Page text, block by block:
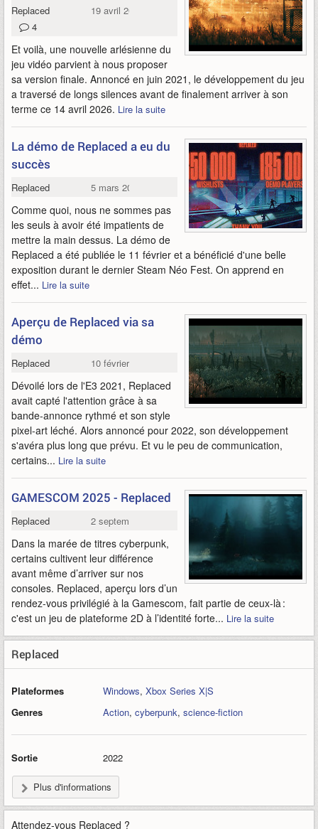
Replaced
19 avril 2026
4
Et voilà, une nouvelle arlésienne du
jeu vidéo parvient à nous proposer
sa version finale. Annoncé en juin 2021, le développement du jeu
a traversé de longs silences avant de finalement arriver à son
terme ce 14 avril 2026. Lire la suite
La démo de Replaced a eu du
succès
Replaced 5 mars 2026
Comme quoi, nous ne sommes pas
les seuls à avoir été impatients de
mettre la main dessus. La démo de
Replaced a été publiée le 11 février et a bénéficié d'une belle
exposition durant le dernier Steam Néo Fest. On apprend en
effet... Lire la suite
Aperçu de Replaced via sa
démo
Replaced 10 février 2026
Dévoilé lors de l'E3 2021, Replaced
avait capté l'attention grâce à sa
bande-annonce rythmé et son style
pixel-art léché. Alors annoncé pour 2022, son développement
s'avéra plus long que prévu. Et vu le peu de communication,
certains... Lire la suite
GAMESCOM 2025 - Replaced
Replaced 2 septembre 2025
Dans la marée de titres cyberpunk,
certains cultivent leur différence
avant même d’arriver sur nos
consoles. Replaced, aperçu lors d’un
rendez-vous privilégié à la Gamescom, fait partie de ceux-là :
c'est un jeu de plateforme 2D à l’identité forte... Lire la suite
Replaced
Plateformes Windows, Xbox Series X|S
Genres
Action, cyberpunk, science-fiction
Sortie 2022
Plus d'informations
Attendez-vous Replaced ?